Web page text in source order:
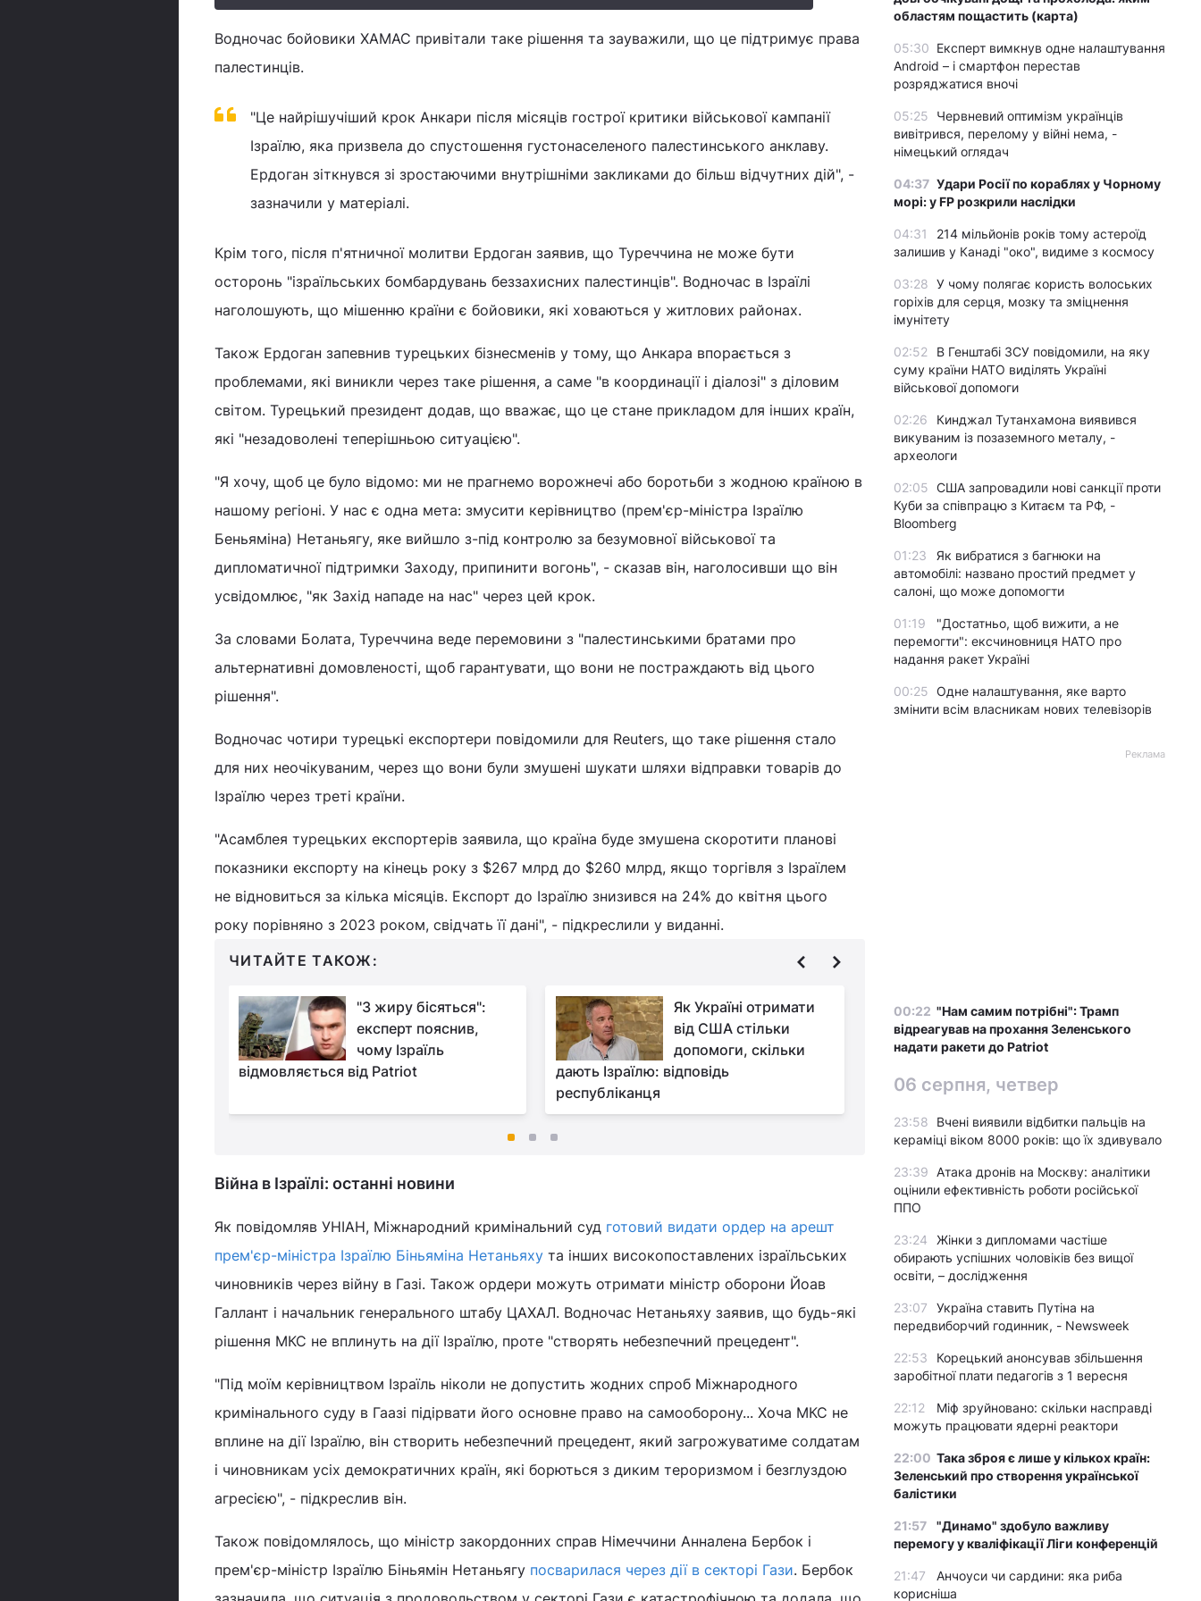
Водночас бойовики ХАМАС привітали таке рішення та зауважили, що це підтримує права
палестинців.
"Це найрішучіший крок Анкари після місяців гострої критики військової кампанії
Ізраїлю, яка призвела до спустошення густонаселеного палестинського анклаву.
Ердоган зіткнувся зі зростаючими внутрішніми закликами до більш відчутних дій", -
зазначили у матеріалі.
Крім того, після п'ятничної молитви Ердоган заявив, що Туреччина не може бути
осторонь "ізраїльських бомбардувань беззахисних палестинців". Водночас в Ізраїлі
наголошують, що мішенню країни є бойовики, які ховаються у житлових районах.
Також Ердоган запевнив турецьких бізнесменів у тому, що Анкара впорається з
проблемами, які виникли через таке рішення, а саме "в координації і діалозі" з діловим
світом. Турецький президент додав, що вважає, що це стане прикладом для інших країн,
які "незадоволені теперішньою ситуацією".
"Я хочу, щоб це було відомо: ми не прагнемо ворожнечі або боротьби з жодною країною в
нашому регіоні. У нас є одна мета: змусити керівництво (прем'єр-міністра Ізраїлю
Беньяміна) Нетаньягу, яке вийшло з-під контролю за безумовної військової та
дипломатичної підтримки Заходу, припинити вогонь", - сказав він, наголосивши що він
усвідомлює, "як Захід нападе на нас" через цей крок.
За словами Болата, Туреччина веде перемовини з "палестинськими братами про
альтернативні домовленості, щоб гарантувати, що вони не постраждають від цього
рішення".
Водночас чотири турецькі експортери повідомили для Reuters, що таке рішення стало
для них неочікуваним, через що вони були змушені шукати шляхи відправки товарів до
Ізраїлю через треті країни.
"Асамблея турецьких експортерів заявила, що країна буде змушена скоротити планові
показники експорту на кінець року з $267 млрд до $260 млрд, якщо торгівля з Ізраїлем
не відновиться за кілька місяців. Експорт до Ізраїлю знизився на 24% до квітня цього
року порівняно з 2023 роком, свідчать її дані", - підкреслили у виданні.
ЧИТАЙТЕ ТАКОЖ:
"З жиру бісяться":
експерт пояснив,
чому Ізраїль
відмовляється від Patriot
Як Україні отримати
від США стільки
допомоги, скільки
дають Ізраїлю: відповідь
республіканця
Аналітик пояснив,
чому закрити Україну
суцільно "куполом"
Війна в Ізраїлі: останні новини
Як повідомляв УНІАН, Міжнародний кримінальний суд готовий видати ордер на арешт
прем'єр-міністра Ізраїлю Біньяміна Нетаньяху та інших високопоставлених ізраїльських
чиновників через війну в Газі. Також ордери можуть отримати міністр оборони Йоав
Галлант і начальник генерального штабу ЦАХАЛ. Водночас Нетаньяху заявив, що будь-які
рішення МКС не вплинуть на дії Ізраїлю, проте "створять небезпечний прецедент".
"Під моїм керівництвом Ізраїль ніколи не допустить жодних спроб Міжнародного
кримінального суду в Гаазі підірвати його основне право на самооборону... Хоча МКС не
вплине на дії Ізраїлю, він створить небезпечний прецедент, який загрожуватиме солдатам
і чиновникам усіх демократичних країн, які борються з диким тероризмом і безглуздою
агресією", - підкреслив він.
Також повідомлялось, що міністр закордонних справ Німеччини Анналена Бербок і
прем'єр-міністр Ізраїлю Біньямін Нетаньягу посварилася через дії в секторі Гази. Бербок
областям пощастить (карта)
05:30 Експерт вимкнув одне налаштування
Android – і смартфон перестав
розряджатися вночі
05:25
Червневий оптимізм українців
вивітрився, перелому у війні нема, -
німецький оглядач
04:37 Удари Росії по кораблях у Чорному
морі: у FP розкрили наслідки
04:31
214 мільйонів років тому астероїд
залишив у Канаді "око", видиме з космосу
03:28 У чому полягає користь волоських
горіхів для серця, мозку та зміцнення
імунітету
02:52
В Генштабі ЗСУ повідомили, на яку
суму країни НАТО виділять Україні
військової допомоги
02:26
Кинджал Тутанхамона виявився
викуваним із позаземного металу, -
археологи
02:05 США запровадили нові санкції проти
Куби за співпрацю з Китаєм та РФ, -
Bloomberg
01:23
Як вибратися з багнюки на
автомобілі: названо простий предмет у
салоні, що може допомогти
01:19
"Достатньо, щоб вижити, а не
перемогти": ексчиновниця НАТО про
надання ракет Україні
00:25 Одне налаштування, яке варто
змінити всім власникам нових телевізорів
Реклама
00:22 "Нам самим потрібні": Трамп
відреагував на прохання Зеленського
надати ракети до Patriot
06 серпня, четвер
23:58
Вчені виявили відбитки пальців на
кераміці віком 8000 років: що їх здивувало
23:39
Атака дронів на Москву: аналітики
оцінили ефективність роботи російської
ППО
23:24
Жінки з дипломами частіше
обирають успішних чоловіків без вищої
освіти, – дослідження
23:07
Україна ставить Путіна на
передвиборчий годинник, - Newsweek
22:53
Корецький анонсував збільшення
заробітної плати педагогів з 1 вересня
22:12
Міф зруйновано: скільки насправді
можуть працювати ядерні реактори
22:00 Така зброя є лише у кількох країн:
Зеленський про створення української
балістики
21:57
"Динамо" здобуло важливу
перемогу у кваліфікації Ліги конференцій
21:47
Анчоуси чи сардини: яка риба
корисніша